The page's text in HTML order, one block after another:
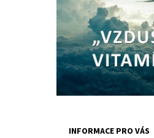
INFORMACE PRO VÁS